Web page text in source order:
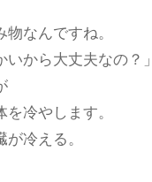
なんですね。
いから大丈夫なの？」
冷やします。
冷える。